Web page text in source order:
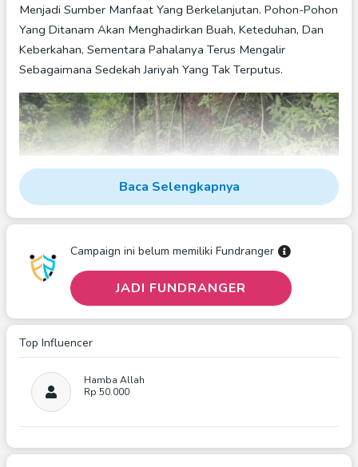
Menjadi Sumber Manfaat Yang Berkelanjutan. Pohon-Pohon
Yang Ditanam Akan Menghadirkan Buah, Keteduhan, Dan
Keberkahan, Sementara Pahalanya Terus Mengalir
Sebagaimana Sedekah Jariyah Yang Tak Terputus.
Satu Pohon Yang Tumbuh Hari Ini, Kelak Menjadi Saksi
Kebaikan Yang Terus Berbuah.
🌿 Wakaf Pohon Produktif :
100.000 Tergantung Jenis Dan Ukuran Pohon
Patungan Mulai Rp10.000.
Manfaat, Panen Pahala Sepanjang Masa.
Baca Selengkapnya
Campaign ini belum memiliki Fundranger
JADI FUNDRANGER
Top Influencer
Hamba Allah
Rp 50.000